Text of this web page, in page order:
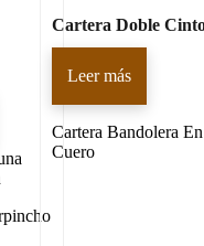
Cartera Doble
Leer más
Cartera Bandolera En
Cuero